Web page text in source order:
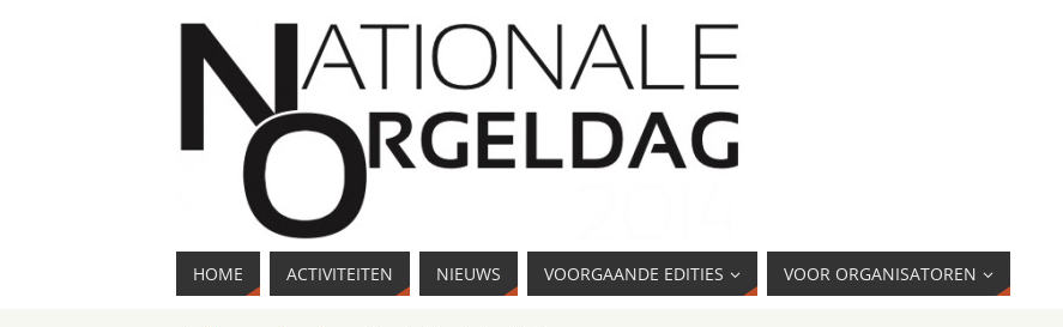
HOME ACTIVITEITEN NIEUWS VOORGAANDE EDITIES VOOR ORGANISATOREN